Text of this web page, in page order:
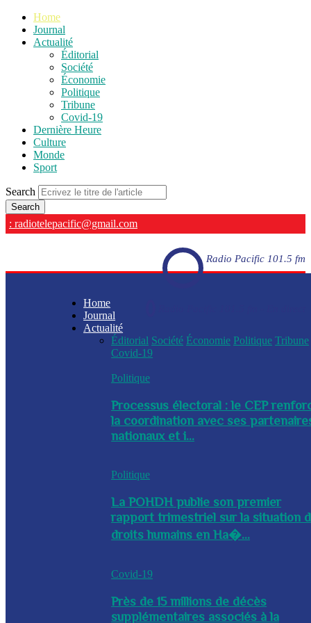
Home
Journal
Actualité
Éditorial
Société
Économie
Politique
Tribune
Covid-19
Dernière Heure
Culture
Monde
Sport
Search
: radiotelepacific@gmail.com
Radio Pacific 101.5 fm
Home
Journal
Actualité
Éditorial Société Économie Politique Tribune
Covid-19
Politique
Processus électoral : le CEP
la coordination avec ses
nationaux et i...
Politique
La POHDH publie son premier
rapport trimestriel sur la situation
droits humains en Ha�...
Covid-19
Près de 15 millions de décès
supplémentaires associés à la